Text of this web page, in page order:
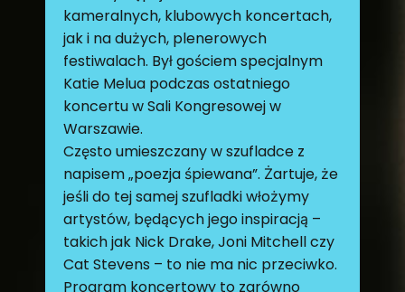
kameralnych, klubowych koncertach,
jak i na dużych, plenerowych
festiwalach. Był gościem specjalnym
Katie Melua podczas ostatniego
koncertu w Sali Kongresowej w
Warszawie.
Często umieszczany w szufladce z
napisem „poezja śpiewana”. Żartuje, że
jeśli do tej samej szufladki włożymy
artystów, będących jego inspiracją –
takich jak Nick Drake, Joni Mitchell czy
Cat Stevens – to nie ma nic przeciwko.
Program koncertowy to zarówno